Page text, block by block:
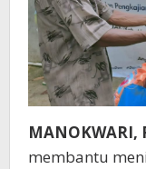
MANOKWARI,
membantu